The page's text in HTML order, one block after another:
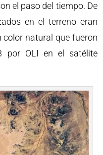
el paso del tiempo. De
en el terreno eran
color natural que fueron
por OLI en el satélite